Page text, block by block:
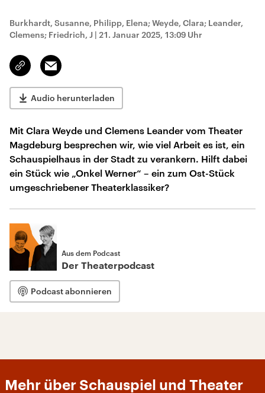
Burkhardt, Susanne, Philipp, Elena; Weyde, Clara; Leander,
Clemens; Friedrich, J | 21. Januar 2025, 13:09 Uhr
Link
kopieren/teilen
Email
Audio herunterladen
Mit Clara Weyde und Clemens Leander vom Theater
Magdeburg besprechen wir, wie viel Arbeit es ist, ein
Schauspielhaus in der Stadt zu verankern. Hilft dabei
ein Stück wie „Onkel Werner“ – ein zum Ost-Stück
umgeschriebener Theaterklassiker?
Aus dem Podcast
Der Theaterpodcast
Podcast abonnieren
Mehr über Schauspiel und Theater